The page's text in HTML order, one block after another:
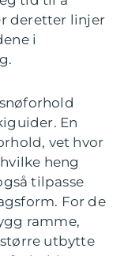
deretter linjer
i
En
vet hvor
heng
tilpasse
For de
ramme,
utbytte